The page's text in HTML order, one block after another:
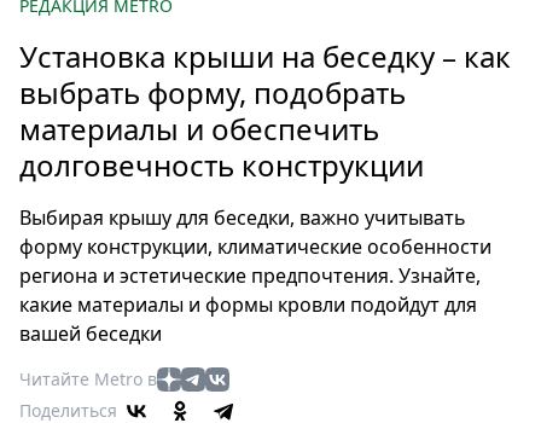
Мир
Здоровье
Еда
Туризм
Театр
Кино
Афиша
Книги
Выставки
Пресс-
РЕДАКЦИЯ METRO
Установка крыши на беседку – как
выбрать форму, подобрать
материалы и обеспечить
долговечность конструкции
Выбирая крышу для беседки, важно учитывать
форму конструкции, климатические особенности
региона и эстетические предпочтения. Узнайте,
какие материалы и формы кровли подойдут для
вашей беседки
Читайте Metro в
Поделиться